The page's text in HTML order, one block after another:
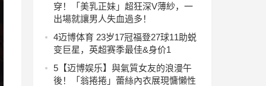
穿！「美乳正妹」超狂深V薄紗，一
出場就讓男人失血過多！
4迈博体育 23岁17冠福登27球11助蜕
变巨星，英超赛季最佳&身价1
5 【迈博娱乐】與氣質女友的浪漫午
後！「翁捲捲」蕾絲內衣展現慵懶性